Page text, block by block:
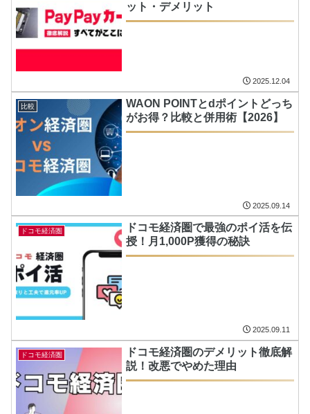
ット・デメリット
2025.12.04
比較
WAON POINTとdポイントどっち
がお得？比較と併用術【2026】
2025.09.14
ドコモ経済圏
ドコモ経済圏で最強のポイ活を伝
授！月1,000P獲得の秘訣
2025.09.11
ドコモ経済圏
ドコモ経済圏のデメリット徹底解
説！改悪でやめた理由